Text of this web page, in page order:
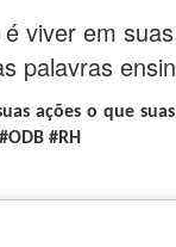
viver em
palavras
ações o que
#RH